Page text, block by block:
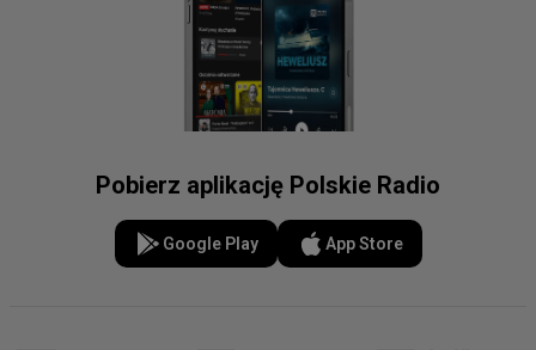
Pobierz aplikację Polskie Radio
Google Play App Store